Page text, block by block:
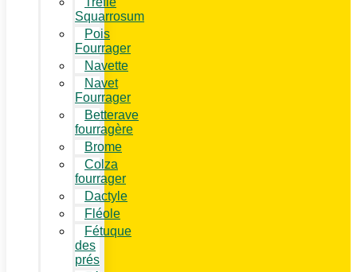
Squarrosum
Pois
Fourrager
Navette
Navet
Fourrager
Betterave
fourragère
Brome
Colza
fourrager
Dactyle
Fléole
Fétuque
des
prés